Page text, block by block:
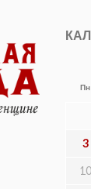
Пн
3
10